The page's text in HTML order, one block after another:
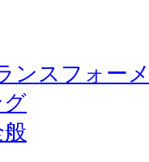
ンスフォー
グ